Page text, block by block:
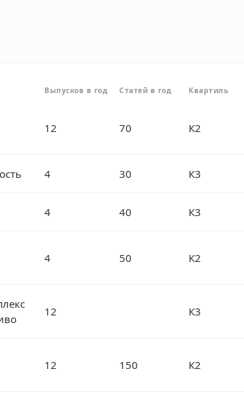
Выпусков в год Статей в год Квартиль
12 70 К2
4 30 К3
4 40 К3
4 50 К2
12 К3
12 150 К2